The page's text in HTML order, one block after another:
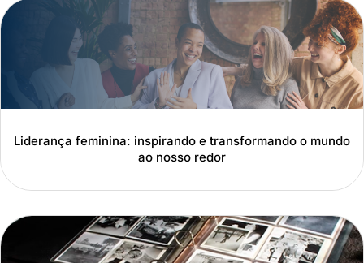
Liderança feminina: inspirando e transformando o mundo
ao nosso redor